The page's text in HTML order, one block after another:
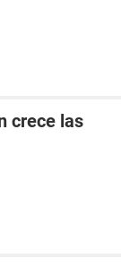
crece las